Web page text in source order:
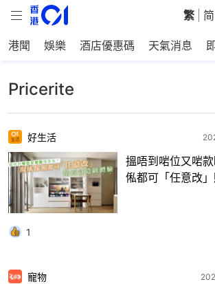
繁 简
港聞 娛樂 酒店優惠碼 天氣消息
Pricerite
好生活
搵唔到啱位又啱
俬都可「任意改
1
寵物